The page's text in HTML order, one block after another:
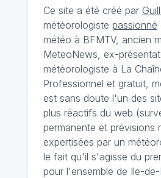
Ce site a été créé par
météorologiste passionné
météo à BFMTV, ancien
MeteoNews, ex-
météorologiste à La
Professionnel et gratuit,
est sans doute l'un des
plus réactifs du web
permanente et prévisions
expertisées par un
le fait qu'il s'agisse du
pour l'ensemble de Ile-